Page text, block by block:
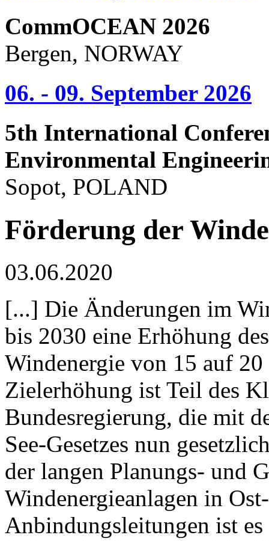
CommOCEAN 2026
Bergen, NORWAY
06. - 09. September 2026
5th International
Environmental
Sopot, POLAND
Förderung der
03.06.2020
[...] Die Änderungen im
bis 2030 eine Erhöhung
Windenergie von 15 auf
Zielerhöhung ist Teil des
Bundesregierung, die mit
See-Gesetzes nun
der langen Planungs- und
Windenergieanlagen in
Anbindungsleitungen ist